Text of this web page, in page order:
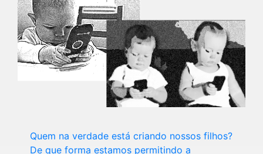
Quem na verdade está criando nossos filhos?
De que forma estamos permitindo a